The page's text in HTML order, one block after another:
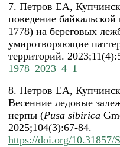
7. Петров ЕА,
поведение
1778) на береговых
умиротворяющие
территорий.
1978_2023_4_1
8. Петров ЕА,
Весенние ледовые
нерпы (Pusa sibirica
2025;104(3):67-84.
https://doi.org/10.31857/